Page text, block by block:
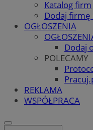
Katalog firm
Dodaj
OGŁOSZENIA
Dodaj
POLECAMY
REKLAMA
WSPÓŁPRACA